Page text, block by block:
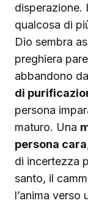
disperazione.
qualcosa di
Dio sembra
preghiera
abbandono
di
persona
maturo. Una
persona cara
di incertezza
santo, il
l’anima verso